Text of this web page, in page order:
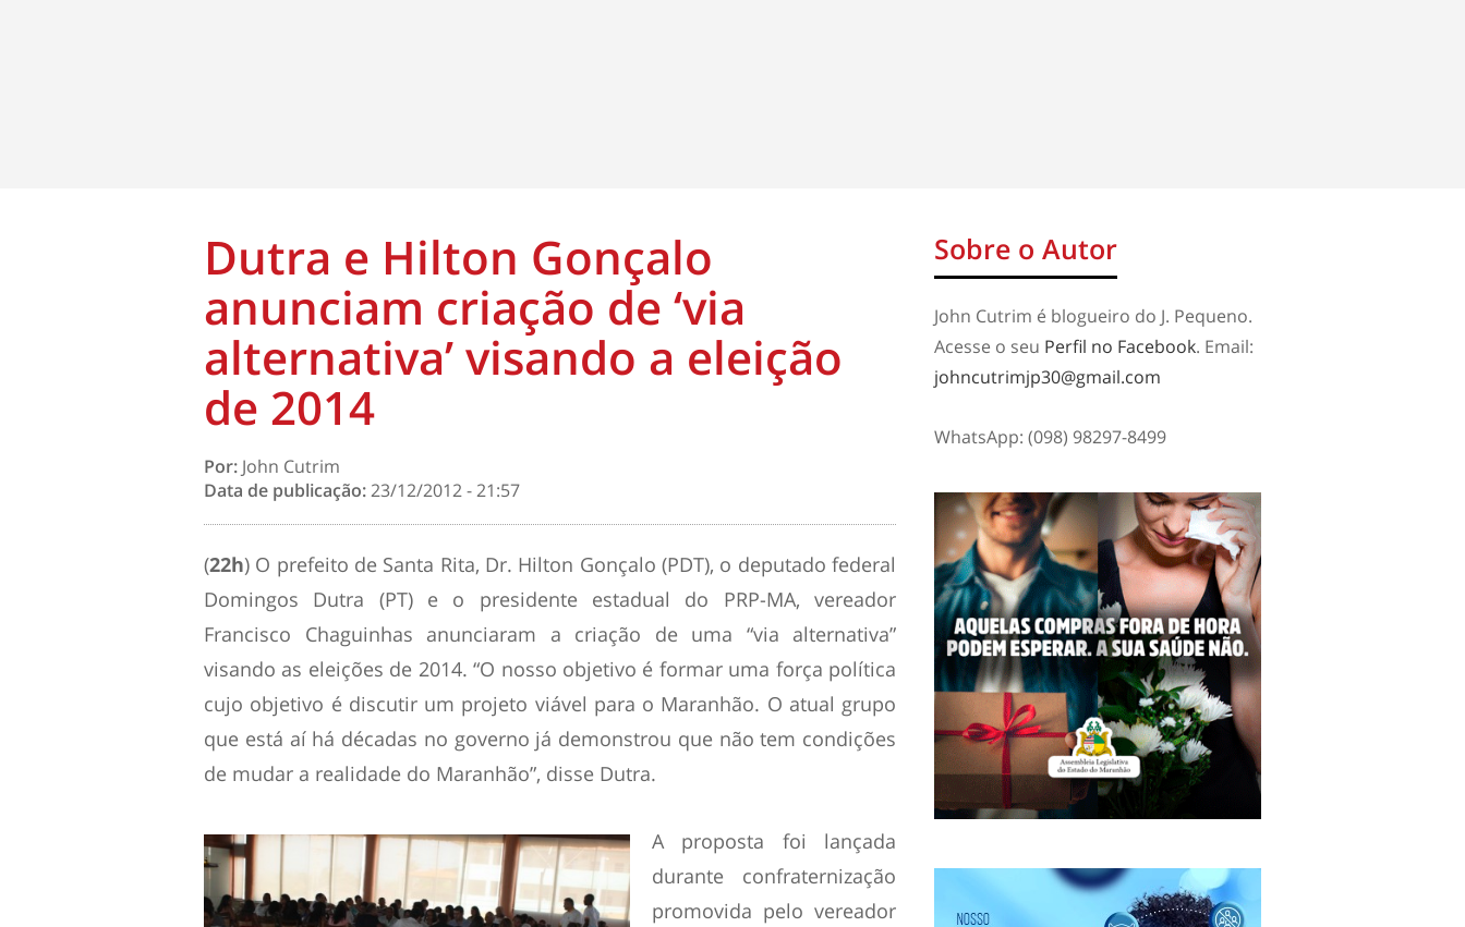
Dutra e Hilton Gonçalo
anunciam criação de ‘via
alternativa’ visando a eleição
de 2014
Por: John Cutrim
Data de publicação:23/12/2012 - 21:57
(22h) O prefeito de Santa Rita, Dr. Hilton Gonçalo (PDT), o deputado federal
Domingos Dutra (PT) e o presidente estadual do PRP-MA, vereador
Francisco Chaguinhas anunciaram a criação de uma “via alternativa”
visando as eleições de 2014. “O nosso objetivo é formar uma força política
cujo objetivo é discutir um projeto viável para o Maranhão. O atual grupo
que está aí há décadas no governo já demonstrou que não tem condições
de mudar a realidade do Maranhão”, disse Dutra.
A proposta foi lançada
durante confraternização
promovida pelo vereador
Sobre o Autor
John Cutrim é blogueiro do J. Pequeno.
Acesse o seu Perfil no Facebook. Email:
johncutrimjp30@gmail.com
WhatsApp: (098) 98297-8499